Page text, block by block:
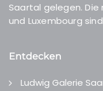
Saartal gelegen.
und Luxembourg
Entdecken
Ludwig Galerie